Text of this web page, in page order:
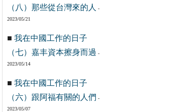
（八）那些從台灣來的人
-
2023/05/21
■ 我在中國工作的日子
（七）嘉丰資本擦身而過 -
2023/05/14
■ 我在中國工作的日子
（六）跟阿福有關的人們 -
2023/05/07